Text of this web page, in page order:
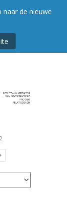
naar de nieuwe